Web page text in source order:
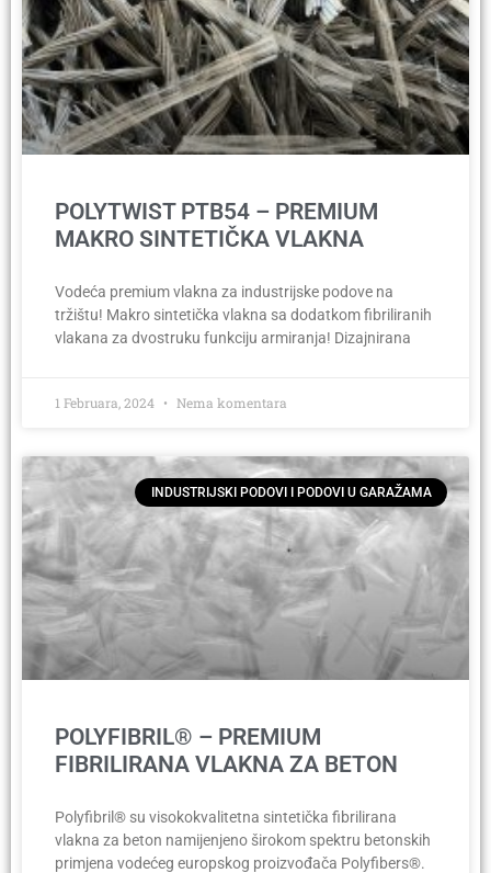
POLYTWIST PTB54 – PREMIUM
MAKRO SINTETIČKA VLAKNA
Vodeća premium vlakna za industrijske podove na
tržištu! Makro sintetička vlakna sa dodatkom fibriliranih
vlakana za dvostruku funkciju armiranja! Dizajnirana
1 Februara, 2024 Nema komentara
INDUSTRIJSKI PODOVI I PODOVI U GARAŽAMA
POLYFIBRIL® – PREMIUM
FIBRILIRANA VLAKNA ZA BETON
Polyfibril® su visokokvalitetna sintetička fibrilirana
vlakna za beton namijenjeno širokom spektru betonskih
primjena vodećeg europskog proizvođača Polyfibers®.